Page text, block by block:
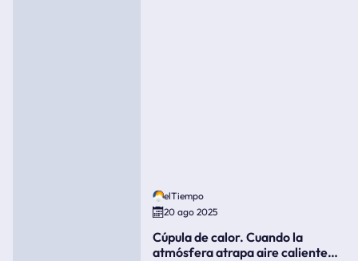
elTiempo
20 ago 2025
Cúpula de calor. Cuando la
atmósfera atrapa aire caliente